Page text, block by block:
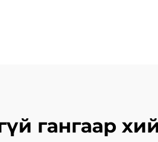
гангаар